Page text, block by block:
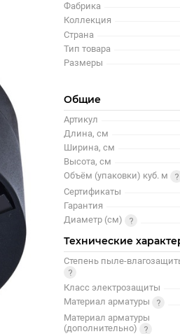
Фабрика
Коллекция
Страна
Тип товара
Размеры
Общие
Артикул
Длина, см
Ширина, см
Высота, см
Объём (упаковки) куб. м
Сертификаты
Гарантия
Диаметр (см)
Технические
Степень пыле-
Класс электрозащиты
Материал арматуры
Материал арматуры
(дополнительно)